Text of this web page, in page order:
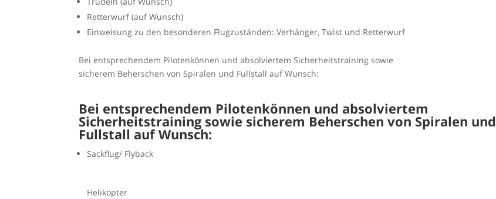
Retterwurf (auf Wunsch)
Einweisung zu den besonderen Flugzuständen: Verhänger, Twist und Retterwurf
Bei entsprechendem Pilotenkönnen und absolviertem Sicherheitstraining sowie
sicherem Beherschen von Spiralen und Fullstall auf Wunsch:
Bei entsprechendem Pilotenkönnen und absolviertem
Sicherheitstraining sowie sicherem Beherschen von Spiralen und
Fullstall auf Wunsch:
Sackflug/ Flyback
Helikopter